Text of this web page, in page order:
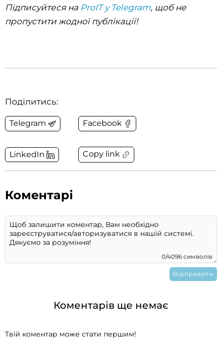
Підписуйтеся на ProIT у Telegram, щоб не
пропустити жодної публікації!
Поділитись:
Telegram Facebook
LinkedIn Copy link
Коментарі
0/4096 символів
Коментарів ще немає
Твій коментар може стати першим!